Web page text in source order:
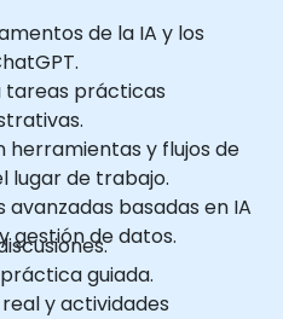
de la IA y los
tareas prácticas
herramientas y flujos de
lugar de trabajo.
basadas en IA
gestión de datos.
guiada.
y actividades